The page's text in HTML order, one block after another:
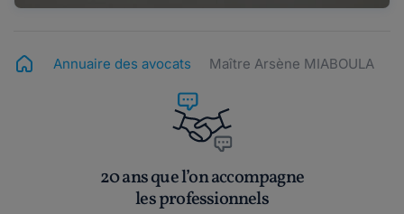
Annuaire des avocats Maître Arsène MIABOULA
20 ans que l’on accompagne
les professionnels